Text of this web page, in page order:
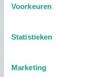
Voorkeuren
Statistieken
Marketing
1